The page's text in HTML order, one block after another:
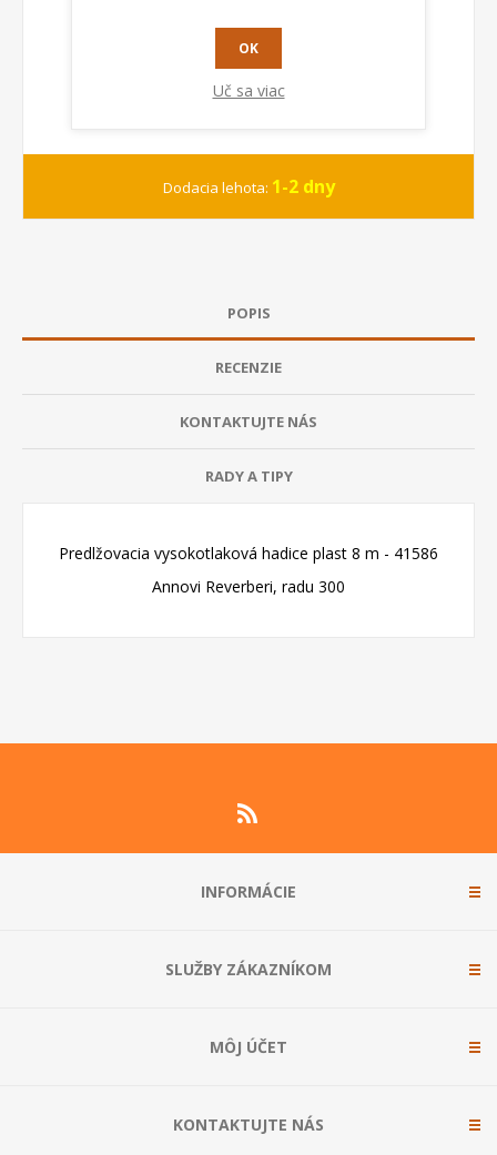
Dodacia lehota: 1-2 dny
POPIS
RECENZIE
KONTAKTUJTE NÁS
RADY A TIPY
Predlžovacia vysokotlaková hadice plast 8 m - 41586
Annovi Reverberi, radu 300
INFORMÁCIE
SLUŽBY ZÁKAZNÍKOM
MÔJ ÚČET
KONTAKTUJTE NÁS
OK
Uč sa viac